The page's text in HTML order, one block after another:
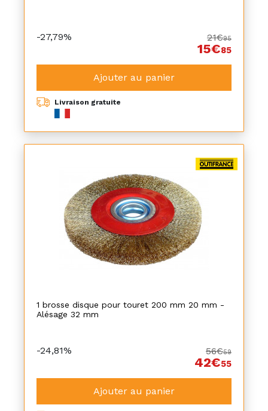
-27,79% 21€95
15€85
Ajouter au panier
Livraison gratuite
1 brosse disque pour touret 200 mm 20 mm -
Alésage 32 mm
-24,81% 56€59
42€55
Ajouter au panier